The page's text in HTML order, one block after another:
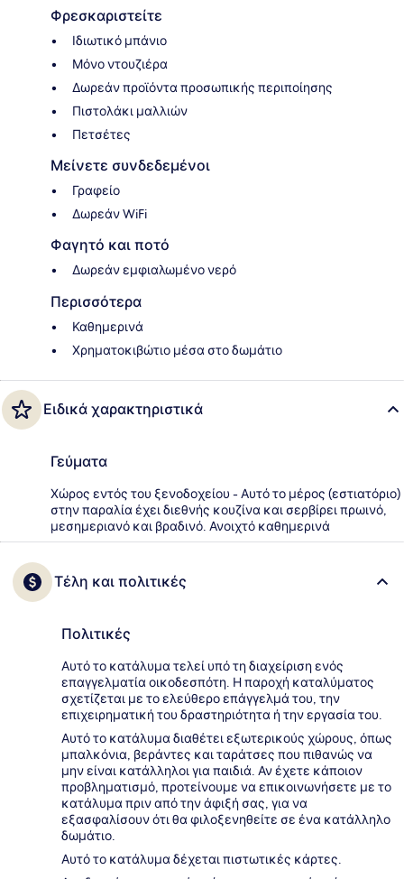
Φρεσκαριστείτε
Ιδιωτικό μπάνιο
Μόνο ντουζιέρα
Δωρεάν προϊόντα προσωπικής περιποίησης
Πιστολάκι μαλλιών
Πετσέτες
Μείνετε συνδεδεμένοι
Γραφείο
Δωρεάν WiFi
Φαγητό και ποτό
Δωρεάν εμφιαλωμένο νερό
Περισσότερα
Καθημερινά
Χρηματοκιβώτιο μέσα στο δωμάτιο
Ειδικά χαρακτηριστικά
Γεύματα
Χώρος εντός του ξενοδοχείου - Αυτό το μέρος (εστιατόριο)
στην παραλία έχει διεθνής κουζίνα και σερβίρει πρωινό,
μεσημεριανό και βραδινό. Ανοιχτό καθημερινά
Τέλη και πολιτικές
Πολιτικές
Αυτό το κατάλυμα τελεί υπό τη διαχείριση ενός
επαγγελματία οικοδεσπότη. Η παροχή καταλύματος
σχετίζεται με το ελεύθερο επάγγελμά του, την
επιχειρηματική του δραστηριότητα ή την εργασία του.
Αυτό το κατάλυμα διαθέτει εξωτερικούς χώρους, όπως
μπαλκόνια, βεράντες και ταράτσες που πιθανώς να
μην είναι κατάλληλοι για παιδιά. Αν έχετε κάποιον
προβληματισμό, προτείνουμε να επικοινωνήσετε με το
κατάλυμα πριν από την άφιξή σας, για να
εξασφαλίσουν ότι θα φιλοξενηθείτε σε ένα κατάλληλο
δωμάτιο.
Αυτό το κατάλυμα δέχεται πιστωτικές κάρτες.